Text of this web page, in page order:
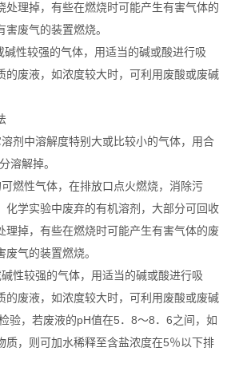
处理掉，有些在燃烧时可能产生有害气体的
废气的装置燃烧。
性较强的气体，用适当的碱或酸进行吸
的废液，如浓度较大时，可利用废酸或废碱
剂中溶解度特别大或比较小的气体，用合
溶解掉。
燃性气体，在排放口点火燃烧，消除污
化学实验中废弃的有机溶剂，大部分可回收
理掉，有些在燃烧时可能产生有害气体的废
气的装置燃烧。
性较强的气体，用适当的碱或酸进行吸
的废液，如浓度较大时，可利用废酸或废碱
验，若废液的pH值在5．8～8．6之间，如
质，则可加水稀释至含盐浓度在5％以下排